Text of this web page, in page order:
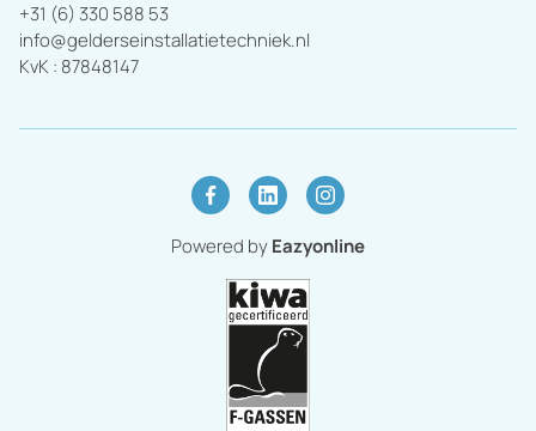
+31 (6) 330 588 53
info@gelderseinstallatietechniek.nl
KvK : 87848147
Powered byEazyonline